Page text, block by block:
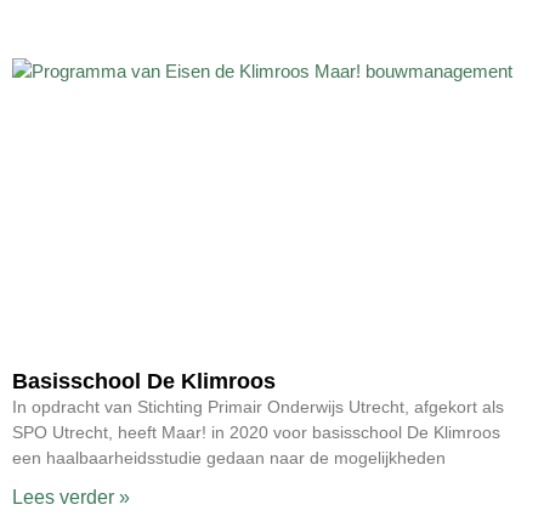
Basisschool De Klimroos
In opdracht van Stichting Primair Onderwijs Utrecht, afgekort als
SPO Utrecht, heeft Maar! in 2020 voor basisschool De Klimroos
een haalbaarheidsstudie gedaan naar de mogelijkheden
Lees verder »